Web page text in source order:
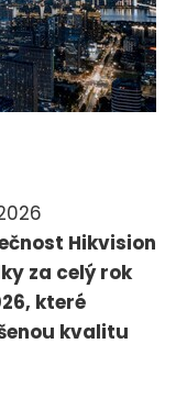
Hikvision
za celý rok
které
kvalitu